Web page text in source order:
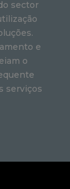
sector
e
o
serviços